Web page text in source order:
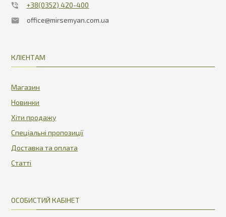
+38(0352) 420-400
office@mirsemyan.com.ua
КЛІЄНТАМ
Магазин
Новинки
Хіти продажу
Спеціальні пропозиції
Доставка та оплата
Статті
ОСОБИСТИЙ КАБІНЕТ